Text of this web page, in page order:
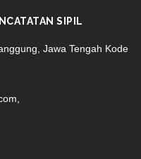
SIPIL
Jawa Tengah Kode